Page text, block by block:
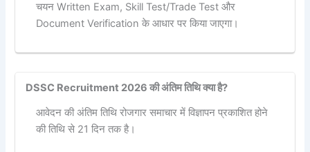
चयन Written Exam, Skill Test/Trade Test और
Document Verification के आधार पर किया जाएगा।
DSSC Recruitment 2026 की अंतिम तिथि क्या है?
आवेदन की अंतिम तिथि रोजगार समाचार में विज्ञापन प्रकाशित होने
की तिथि से 21 दिन तक है।